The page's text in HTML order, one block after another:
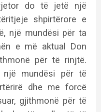
do të jetë një
shpirtërore e
një mundësi për ta
e më aktual Don
për të rinjtë.
mundësi për të
dhe me forcë
gjithmonë për të